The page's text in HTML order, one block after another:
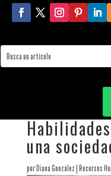
una
porDiana González |Recursos